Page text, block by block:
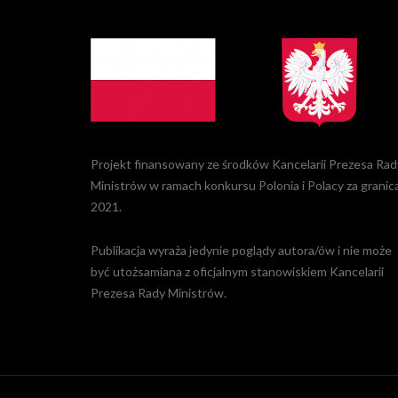
Projekt finansowany ze środków Kancelarii Prezesa
Ministrów w ramach konkursu Polonia i Polacy za
2021.
Publikacja wyraża jedynie poglądy autora/ów i nie może
być utożsamiana z oficjalnym stanowiskiem Kancelarii
Prezesa Rady Ministrów.